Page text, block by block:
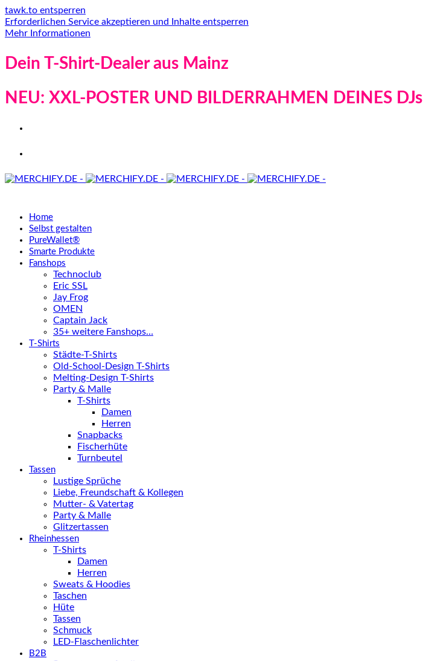
tawk.to entsperren
Erforderlichen Service akzeptieren und Inhalte entsperren
Mehr Informationen
Dein T-Shirt-Dealer aus Mainz
NEU: XXL-POSTER UND BILDERRAHMEN DEINES DJs
Home
Selbst gestalten
PureWallet®
Smarte Produkte
Fanshops
Technoclub
Eric SSL
Jay Frog
OMEN
Captain Jack
35+ weitere Fanshops…
T-Shirts
Städte-T-Shirts
Old-School-Design T-Shirts
Melting-Design T-Shirts
Party & Malle
T-Shirts
Damen
Herren
Snapbacks
Fischerhüte
Turnbeutel
Tassen
Lustige Sprüche
Liebe, Freundschaft & Kollegen
Mutter- & Vatertag
Party & Malle
Glitzertassen
Rheinhessen
T-Shirts
Damen
Herren
Sweats & Hoodies
Taschen
Hüte
Tassen
Schmuck
LED-Flaschenlichter
B2B